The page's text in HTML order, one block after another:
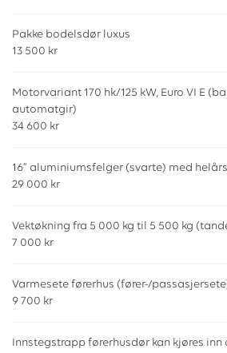
Pakke bodelsdør luxus
13 500 kr
Motorvariant 170 hk/125 kW, Euro VI E
automatgir)
34 600 kr
16” aluminiumsfelger (svarte) med
29 000 kr
Vektøkning fra 5 000 kg til 5 500 kg
7 000 kr
Varmesete førerhus (fører-/
9 700 kr
Innstegstrapp førerhusdør kan kjøres inn